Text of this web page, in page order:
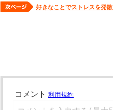
好きなことでストレスを発散